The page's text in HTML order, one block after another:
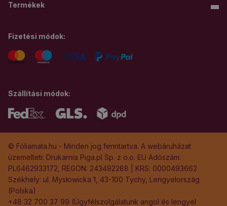
Termékek
Szállítási módok:
Fizetési módok:
© Fóliamata.hu - Minden jog fenntartva. A webáruházat
üzemelteti: Drukarnia Piga.pl Sp. z o.o. EU Adószám:
PL6462933172, REGON: 243492288 | KRS: 0000493662
Székhely: ul. Mysłowicka 1, 43-100 Tychy, Lengyelország
(Polska)
+48 32 700 37 99 (Ügyfélszolgálatunk angol és lengyel